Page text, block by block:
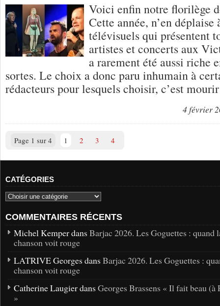
Voici enfin notre florilège
Cette année, n’en déplaise
télévisuels qui présentent
artistes et concerts aux
a rarement été aussi riche
sortes. Le choix a donc paru inhumain à
rédacteurs pour lesquels choisir, c’est
4 février
Page 1 sur 4 1 2 3 4
CATÉGORIES
COMMENTAIRES RÉCENTS
Michel Kemper dans Barjac 2026. Les Goguettes : quand
chanson voit rouge
LATRIVE Georges dans Barjac 2026. Les Goguettes :
chanson voit rouge
Catherine Laugier dans Georges Brassens « Il fait beau (à
»